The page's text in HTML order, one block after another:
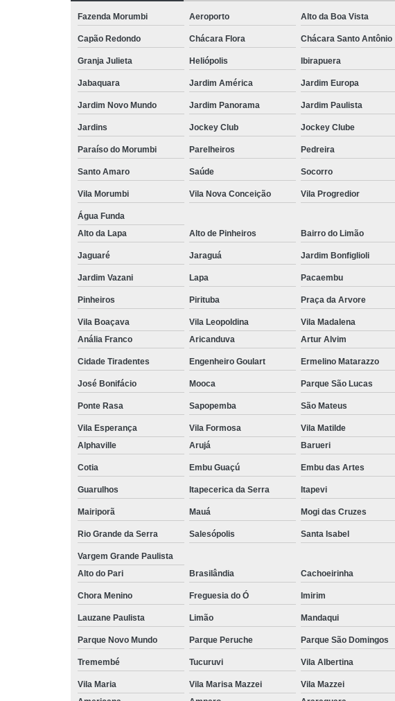
Fazenda Morumbi Aeroporto Alto da Boa Vista
Capão Redondo Chácara Flora Chácara Santo Antônio
Granja Julieta Heliópolis Ibirapuera
Jabaquara Jardim América Jardim Europa
Jardim Novo Mundo Jardim Panorama Jardim Paulista
Jardins Jockey Club Jockey Clube
Paraíso do Morumbi Parelheiros Pedreira
Santo Amaro Saúde Socorro
Vila Morumbi Vila Nova Conceição Vila Progredior
Água Funda
Alto da Lapa
Alto de Pinheiros Bairro do Limão
Jaguaré Jaraguá Jardim Bonfiglioli
Jardim Vazani Lapa Pacaembu
Pinheiros Pirituba Praça da Arvore
Vila Boaçava Vila Leopoldina Vila Madalena
Anália Franco
Aricanduva Artur Alvim
Cidade Tiradentes Engenheiro Goulart Ermelino Matarazzo
José Bonifácio Mooca Parque São Lucas
Ponte Rasa Sapopemba São Mateus
Vila Esperança Vila Formosa Vila Matilde
Alphaville
Arujá Barueri
Cotia Embu Guaçú Embu das Artes
Guarulhos Itapecerica da Serra Itapevi
Mairiporã Mauá Mogi das Cruzes
Rio Grande da Serra Salesópolis Santa Isabel
Vargem Grande Paulista
Alto do Pari
Brasilândia Cachoeirinha
Chora Menino Freguesia do Ó Imirim
Lauzane Paulista Limão Mandaqui
Parque Novo Mundo Parque Peruche Parque São Domingos
Tremembé Tucuruvi Vila Albertina
Vila Maria Vila Marisa Mazzei Vila Mazzei